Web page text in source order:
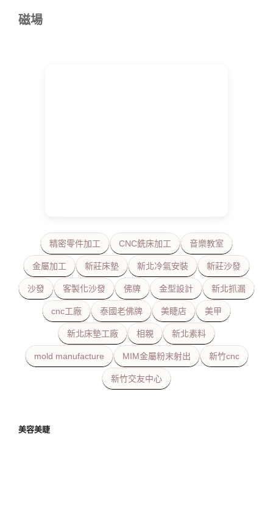
磁場
精密零件加工 CNC銑床加工 音樂教室
金屬加工 新莊床墊 新北冷氣安裝 新莊沙發
沙發 客製化沙發 佛牌 金型設計 新北抓漏
cnc工廠 泰國老佛牌 美睫店 美甲
新北床墊工廠 相親 新北素料
mold manufacture MIM金屬粉末射出 新竹cnc
新竹交友中心
美容美睫